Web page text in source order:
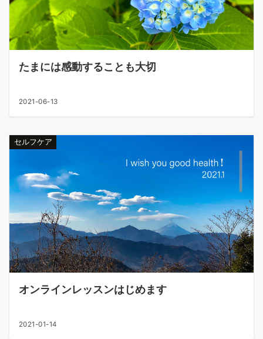
たまには感動することも大切
2021-06-13
セルフケア
オンラインレッスンはじめます
2021-01-14